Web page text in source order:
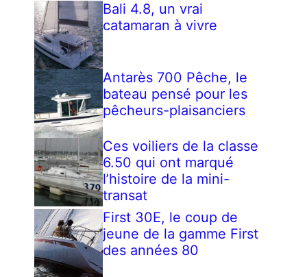
Bali 4.8, un vrai
catamaran à vivre
Antarès 700 Pêche, le
bateau pensé pour les
pêcheurs-plaisanciers
Ces voiliers de la classe
6.50 qui ont marqué
l’histoire de la mini-
transat
First 30E, le coup de
jeune de la gamme First
des années 80